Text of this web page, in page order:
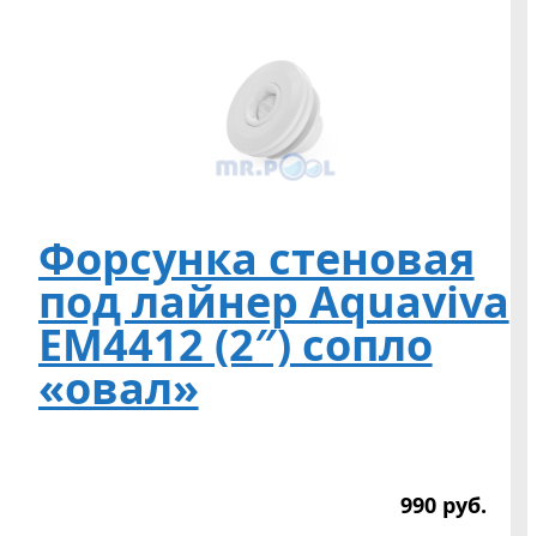
Форсунка стеновая
под лайнер Aquaviva
EM4412 (2″) сопло
«овал»
990 руб.